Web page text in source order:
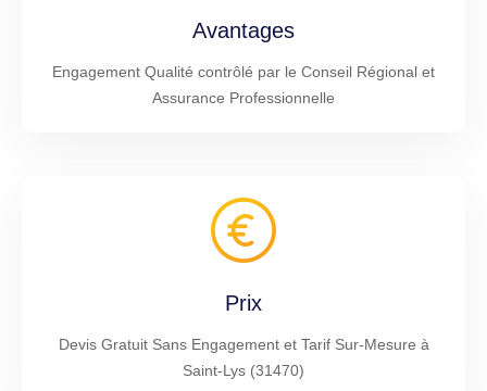
Avantages
Engagement Qualité contrôlé par le Conseil Régional et
Assurance Professionnelle
Prix
Devis Gratuit Sans Engagement et Tarif Sur-Mesure à
Saint-Lys (31470)